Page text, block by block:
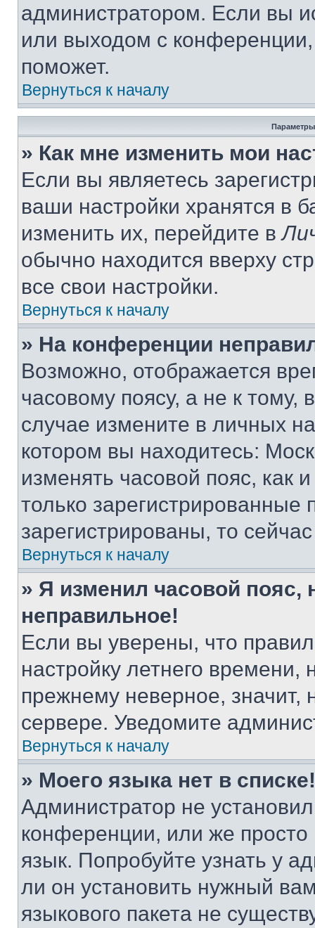
администратором. Если вы
или выходом с
поможет.
Вернуться к началу
Параметры
» Как мне изменить мои
Если вы являетесь
ваши настройки хранятся в
изменить их, перейдите в
обычно находится вверху
все свои настройки.
Вернуться к началу
» На конференции
Возможно, отображается
часовому поясу, а не к тому,
случае измените в личных
котором вы находитесь:
изменять часовой пояс, как
только
зарегистрированы, то
Вернуться к началу
» Я изменил часовой пояс,
неправильное!
Если вы уверены, что
настройку летнего
прежнему неверное, значит,
сервере. Уведомите
Вернуться к началу
» Моего языка нет в списке!
Администратор не
конференции, или же
язык. Попробуйте узнать у
ли он установить нужный
языкового пакета не